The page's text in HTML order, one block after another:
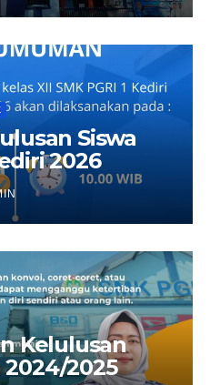
Siswa
2026
Kelulusan
2025